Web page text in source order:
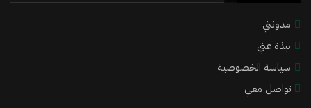
مدونتي
نبذة عني
سياسة الخصوصية
تواصل معي